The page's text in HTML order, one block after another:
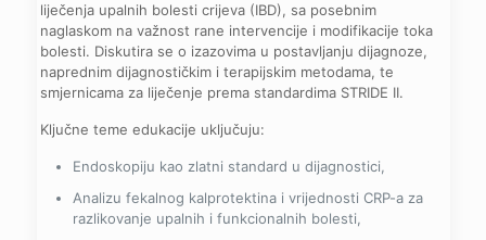
liječenja upalnih bolesti crijeva (IBD), sa posebnim
naglaskom na važnost rane intervencije i modifikacije toka
bolesti. Diskutira se o izazovima u postavljanju dijagnoze,
naprednim dijagnostičkim i terapijskim metodama, te
smjernicama za liječenje prema standardima STRIDE II.
Ključne teme edukacije uključuju:
Endoskopiju kao zlatni standard u dijagnostici,
Analizu fekalnog kalprotektina i vrijednosti CRP-a za
razlikovanje upalnih i funkcionalnih bolesti,